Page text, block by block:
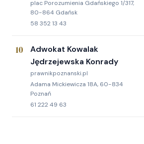
plac Porozumienia Gdańskiego 1/317,
80-864 Gdańsk
58 352 13 43
10
Adwokat Kowalak
Jędrzejewska Konrady
prawnikpoznanski.pl
Adama Mickiewicza 18A, 60-834
Poznań
61 222 49 63